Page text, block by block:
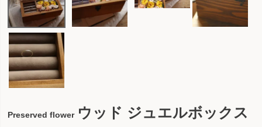
Preserved flower ウッド ジュエルボックス